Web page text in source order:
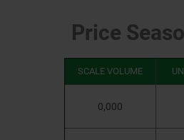
Price
SCALE VOLUME
0,000